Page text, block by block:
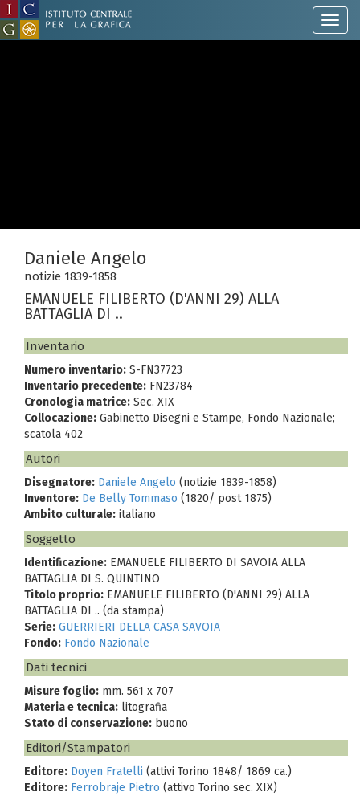
Daniele Angelo
notizie 1839-1858
EMANUELE FILIBERTO (D'ANNI 29) ALLA
BATTAGLIA DI ..
Inventario
Numero inventario: S-FN37723
Inventario precedente: FN23784
Cronologia matrice: Sec. XIX
Collocazione: Gabinetto Disegni e Stampe, Fondo Nazionale;
scatola 402
Autori
Disegnatore: Daniele Angelo (notizie 1839-1858)
Inventore: De Belly Tommaso (1820/ post 1875)
Ambito culturale: italiano
Soggetto
Identificazione: EMANUELE FILIBERTO DI SAVOIA ALLA
BATTAGLIA DI S. QUINTINO
Titolo proprio: EMANUELE FILIBERTO (D'ANNI 29) ALLA
BATTAGLIA DI .. (da stampa)
Serie: GUERRIERI DELLA CASA SAVOIA
Fondo: Fondo Nazionale
Dati tecnici
Misure foglio: mm. 561 x 707
Materia e tecnica: litografia
Stato di conservazione: buono
Editori/Stampatori
Editore: Doyen Fratelli (attivi Torino 1848/ 1869 ca.)
Editore: Ferrobraje Pietro (attivo Torino sec. XIX)